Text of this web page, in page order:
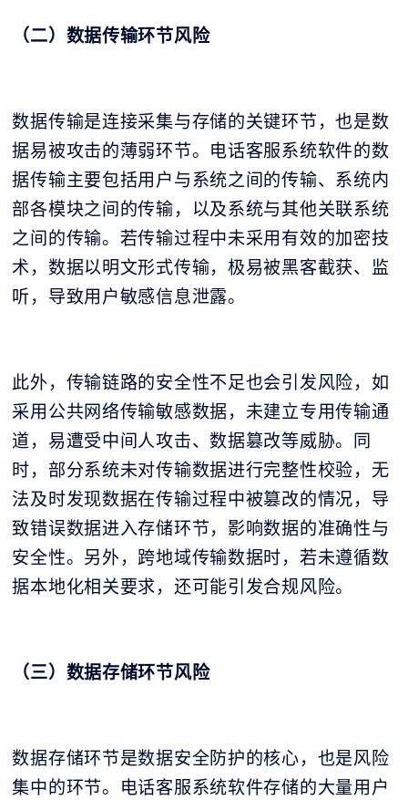
（二）数据传输环节风险
数据传输是连接采集与存储的关键环节，也是数
据易被攻击的薄弱环节。电话客服系统软件的数
据传输主要包括用户与系统之间的传输、系统内
部各模块之间的传输，以及系统与其他关联系统
之间的传输。若传输过程中未采用有效的加密技
术，数据以明文形式传输，极易被黑客截获、监
听，导致用户敏感信息泄露。
此外，传输链路的安全性不足也会引发风险，如
采用公共网络传输敏感数据，未建立专用传输通
道，易遭受中间人攻击、数据篡改等威胁。同
时，部分系统未对传输数据进行完整性校验，无
法及时发现数据在传输过程中被篡改的情况，导
致错误数据进入存储环节，影响数据的准确性与
安全性。另外，跨地域传输数据时，若未遵循数
据本地化相关要求，还可能引发合规风险。
（三）数据存储环节风险
数据存储环节是数据安全防护的核心，也是风险
集中的环节。电话客服系统软件存储的大量用户